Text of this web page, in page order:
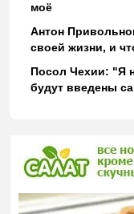
моё
Антон
своей жизни, и
Посол Чехии: "Я
будут введены